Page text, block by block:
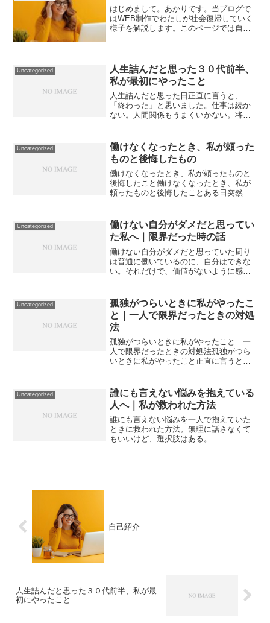
はじめまして。あかりです。当ブログで
はWEB制作でわたしが社会復帰していく
様子を解説します。このページでは自己
ったあの日３．開業届を...
Uncategorized
人生詰んだと思った３０代前半、
私が最初にやったこと
人生詰んだと思った日正直に言うと、
「終わった」と思いました。仕事は続か
ない。人間関係もうまくいかない。将来
態でした。でも今振り返ると、あのとき
やった“最初の一歩”がなか...
Uncategorized
働けなくなったとき、私が頼った
ものと後悔したもの
働けなくなったとき、私が頼ったものと
後悔したこと働けなくなったとき、私が
頼ったものと後悔したことある日突然、
の？」と本気で思いました。頼ってよか
ったもの・外部の相談サー...
Uncategorized
働けない自分がダメだと思ってい
た私へ｜限界だった時の話
働けない自分がダメだと思っていた周り
は普通に働いているのに、自分はできな
い。それだけで、価値がないように感じ
い・毎回自己嫌悪やめたこと「普通に働
くべき」を一度手放しました。...
Uncategorized
孤独がつらいときに私がやったこ
と｜一人で限界だったときの対処
法
孤独がつらいときに私がやったこと｜一
人で限界だったときの対処法孤独がつら
いときに私がやったこと正直に言うと、
のかもしれない。そんなふうに思ってい
ました。---孤独が一番...
Uncategorized
誰にも言えない悩みを抱えている
人へ｜私が救われた方法
誰にも言えない悩みを一人で抱えていた
ときに救われた方法。無理に話さなくて
もいいけど、選択肢はある。
自己紹介
人生詰んだと思った３０代前半、私が最
初にやったこと